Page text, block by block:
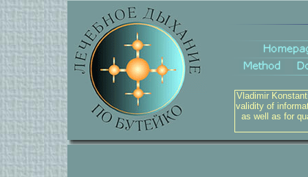
Vladimir
validity of
as well as for